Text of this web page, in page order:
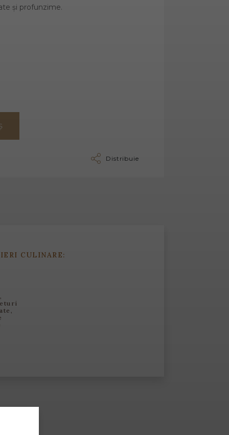
și profunzime.
Distribuie
CULINARE: